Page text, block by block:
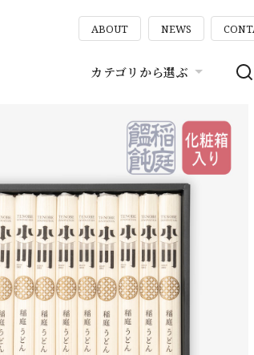
ABOUT NEWS
カテゴリから選ぶ